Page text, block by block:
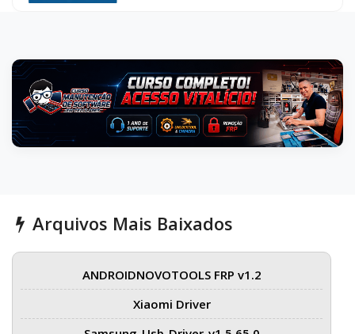
Arquivos Mais Baixados
ANDROIDNOVOTOOLS FRP v1.2
Xiaomi Driver